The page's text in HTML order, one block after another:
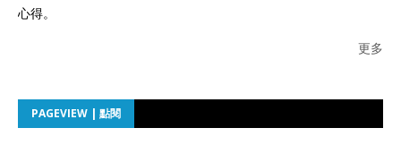
心得。
更多
PAGEVIEW | 點閱